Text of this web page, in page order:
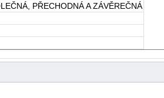
PŘECHODNÁ A ZÁVĚREČNÁ